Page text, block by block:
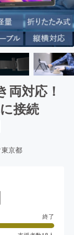
両対応！
接続
東京都
終了